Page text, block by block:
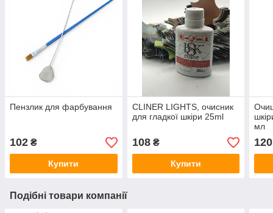
Пензлик для фарбування
102 ₴
Купити
CLINER LIGHTS, очисник
для гладкої шкіри 25ml
108₴
Купити
мл
120
Подібні товари компанії